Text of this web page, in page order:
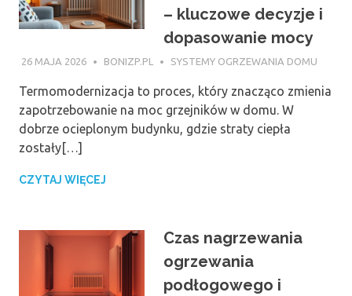
– kluczowe decyzje i
dopasowanie mocy
26 MAJA 2026 BONIZP.PL SYSTEMY OGRZEWANIA DOMU
Termomodernizacja to proces, który znacząco zmienia
zapotrzebowanie na moc grzejników w domu. W
dobrze ocieplonym budynku, gdzie straty ciepła
zostały[…]
CZYTAJ WIĘCEJ
Czas nagrzewania
ogrzewania
podłogowego i